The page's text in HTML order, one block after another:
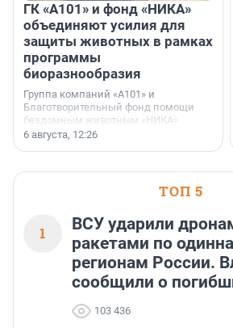
ГК «А101» и фонд «НИКА»
объединяют усилия для
защиты животных в рамках
программы
биоразнообразия
Группа компаний «А101» и
Благотворительный фонд помощи
бездомным животным «НИКА»
заключили соглашение о
6 августа, 12:26
ТОП 5
1
ВСУ ударили
ракетами по
регионам России.
сообщили о
103 436